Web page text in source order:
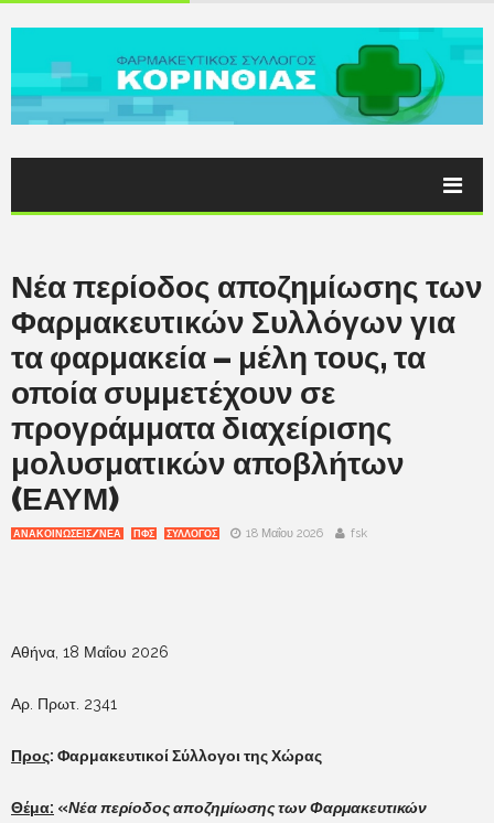
Νέα περίοδος αποζημίωσης των
Φαρμακευτικών Συλλόγων για
τα φαρμακεία – μέλη τους, τα
οποία συμμετέχουν σε
προγράμματα διαχείρισης
μολυσματικών αποβλήτων
(ΕΑΥΜ)
ΑΝΑΚΟΙΝΩΣΕΙΣ/ΝΕΑ ΠΦΣ ΣΥΛΛΟΓΟΣ 18 Μαΐου 2026 fsk
Αθήνα, 18 Μαΐου 2026
Αρ. Πρωτ. 2341
Προς: Φαρμακευτικοί Σύλλογοι της Χώρας
Θέμα: «Νέα περίοδος αποζημίωσης των Φαρμακευτικών